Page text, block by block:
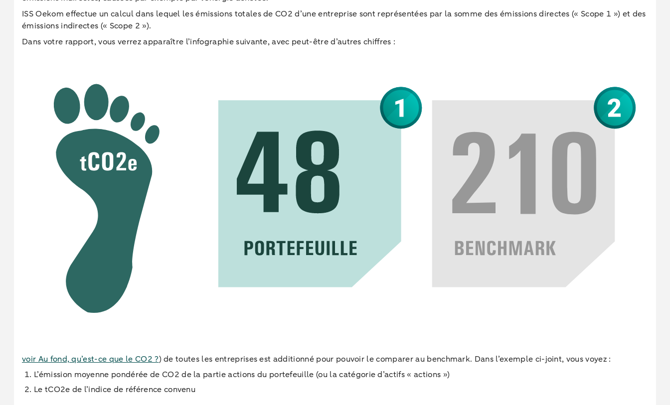
ISS Oekom effectue un calcul dans lequel les émissions totales de CO2 d’une entreprise sont représentées par la somme des émissions directes (« Scope 1 ») et des
émissions indirectes (« Scope 2 »).
Dans votre rapport, vous verrez apparaître l’infographie suivante, avec peut-être d’autres chiffres :
voir Au fond, qu’est-ce que le CO2 ?) de toutes les entreprises est additionné pour pouvoir le comparer au benchmark. Dans l’exemple ci-joint, vous voyez :
L’émission moyenne pondérée de CO2 de la partie actions du portefeuille (ou la catégorie d’actifs « actions »)
Le tCO2e de l’indice de référence convenu